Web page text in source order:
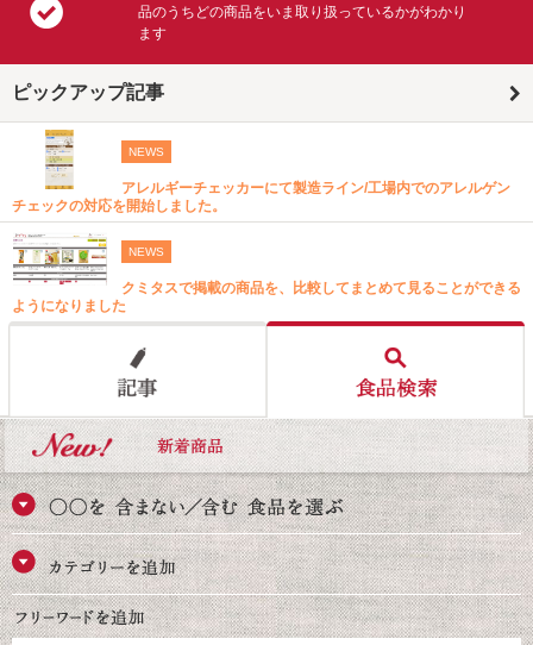
品のうちどの商品をいま取り扱っているかがわかり
ます
ピックアップ記事
NEWS
アレルギーチェッカーにて製造ライン/工場内でのアレルゲン
チェックの対応を開始しました。
NEWS
クミタスで掲載の商品を、比較してまとめて見ることができる
ようになりました